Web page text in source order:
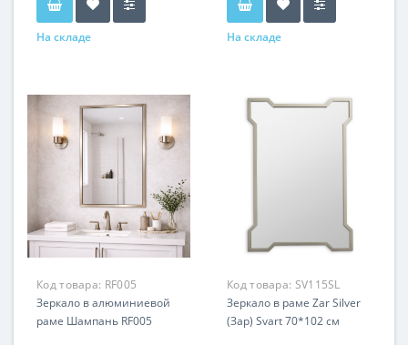
На складе На складе
Код товара: RF005
Зеркало в алюминиевой
раме Шампань RF005
Код товара: SV115SL
Зеркало в раме Zar Silver
(Зар) Svart 70*102 см